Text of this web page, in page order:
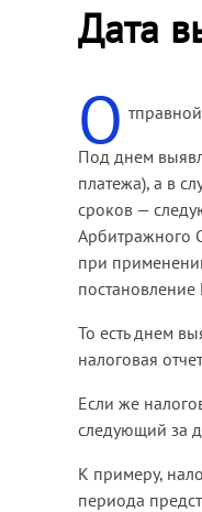
Дата
О
Под днем
платежа), а в
сроков —
Арбитражного
при
То есть днем
налоговая
Если же
следующий за
К примеру,
периода